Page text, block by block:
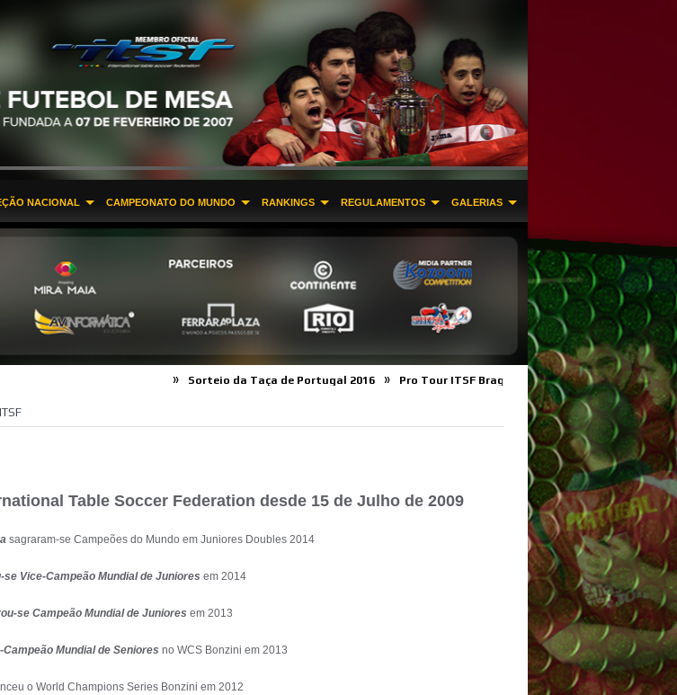
NACIONAL CAMPEONATO DO MUNDO RANKINGS REGULAMENTOS GALERIAS
Sorteio da Taça de Portugal 2016 » Pro Tour ITSF Braga » Licença Desportiva e Filiação na
Table Soccer Federation desde 15 de Julho de 2009
sagraram-se Campeões do Mundo em Juniores Doubles 2014
Vice-Campeão Mundial de Juniores em 2014
se Campeão Mundial de Juniores em 2013
Mundial de Seniores no WCS Bonzini em 2013
o World Champions Series Bonzini em 2012